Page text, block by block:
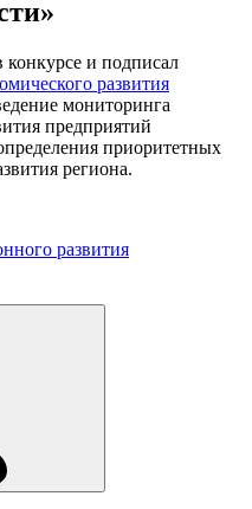
и подписал
развития
мониторинга
предприятий
приоритетных
региона.
развития